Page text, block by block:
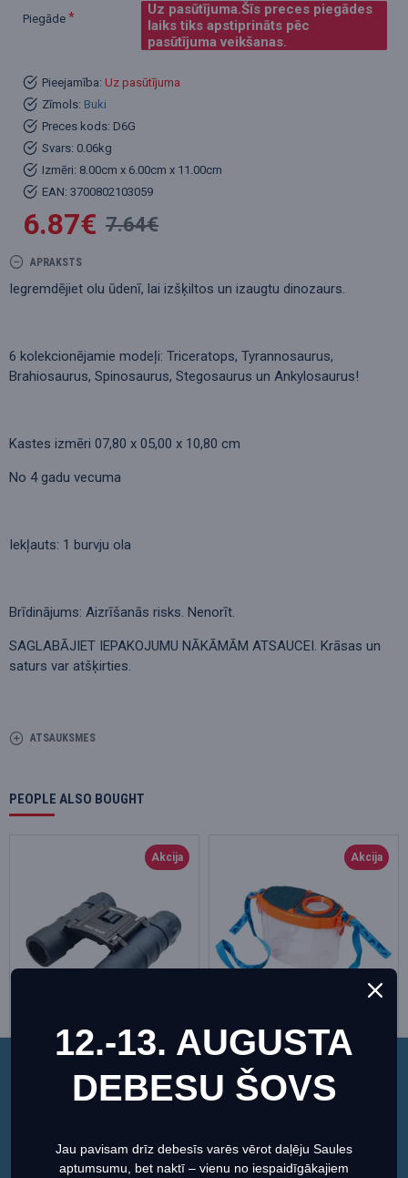
Šī vietne izmanto sīkfailus, lai nodrošinātu jums
vislabāko pieredzi mūsu vietnē.
Iestatiet Piekrītu
Pieejamība: Uz pasūtījuma
Zīmols: Buki
Preces kods: D6G
Svars: 0.06kg
Izmēri: 8.00cm x 6.00cm x 11.00cm
EAN: 3700802103059
6.87€ 7.64€
Piegāde
Uz pasūtījuma.Šīs preces piegādes
laiks tiks apstiprināts pēc
pasūtījuma veikšanas.
APRAKSTS
Iegremdējiet olu ūdenī, lai izšķiltos un izaugtu dinozaurs.
6 kolekcionējamie modeļi: Triceratops, Tyrannosaurus,
Brahiosaurus, Spinosaurus, Stegosaurus un Ankylosaurus!
Kastes izmēri 07,80 x 05,00 x 10,80 cm
No 4 gadu vecuma
Iekļauts: 1 burvju ola
Brīdinājums: Aizrīšanās risks. Nenorīt.
SAGLABĀJIET IEPAKOJUMU NĀKĀMĀM ATSAUCEI. Krāsas un
saturs var atšķirties.
ATSAUKSMES
PEOPLE ALSO BOUGHT
Akcija
34.96€
Akcija
7.16€ 8.43€
12.-13. AUGUSTA
DEBESU ŠOVS
Jau pavisam drīz debesīs varēs vērot daļēju Saules
aptumsumu, bet naktī – vienu no iespaidīgākajiem